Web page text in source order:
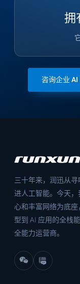
拥
咨询企业 AI
三十年来，润迅从
进人工智能。今天
心和丰富网络为底
型到 AI 应用的全栈
全能力运营商。